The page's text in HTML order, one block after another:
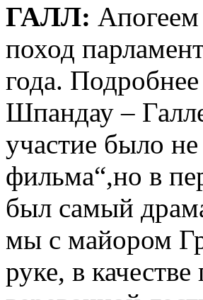
ГАЛЛ:
поход
года.
Шпандау –
участие было
фильма“,но в
был самый
мы с майором
руке, в